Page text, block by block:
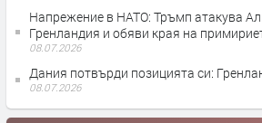
Напрежение в НАТО: Тръмп атакува
Гренландия и обяви края на
08.07.2026
Дания потвърди позицията си:
08.07.2026